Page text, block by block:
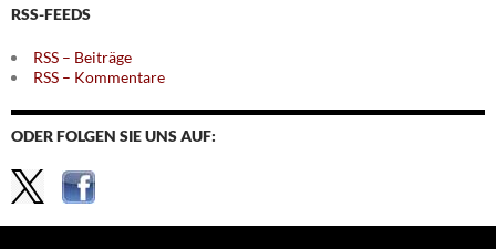
RSS-FEEDS
RSS – Beiträge
RSS – Kommentare
ODER FOLGEN SIE UNS AUF: